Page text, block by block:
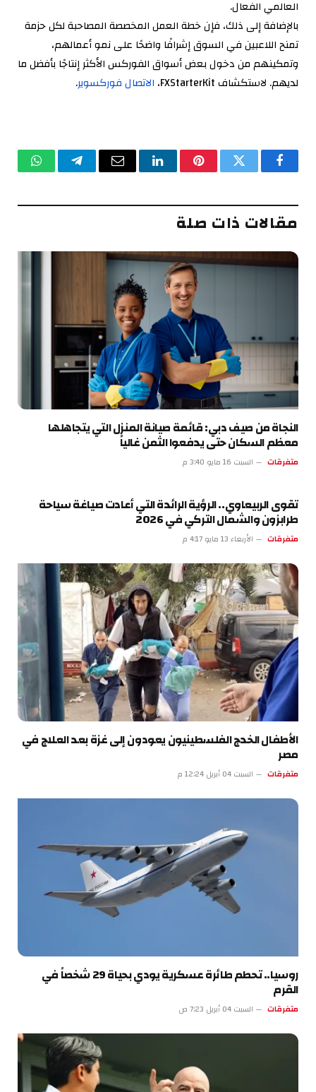
العالمي الفعال.
بالإضافة إلى ذلك، فإن خطة العمل المخصصة المصاحبة لكل حزمة
تمنح اللاعبين في السوق إشرافًا واضحًا على نمو أعمالهم،
وتمكينهم من دخول بعض أسواق الفوركس الأكثر إنتاجًا بأفضل ما
لديهم. لاستكشاف FXStarterKit،
الاتصال فوركسوير.
فيسبوكتويتر بينتيريستلينكدإنالبريد تيلقرام
مقالات ذات صلة
النجاة من صيف دبي: قائمة صيانة المنزل التي يتجاهلها
معظم السكان حتى يدفعوا الثمن غالياً
متفرقات السبت 16 مايو 3:40 م
تقوى الربيعاوي.. الرؤية الرائدة التي أعادت صياغة سياحة
طرابزون والشمال التركي في 2026
متفرقات الأربعاء 13 مايو 4:17 م
الأطفال الخدج الفلسطينيون يعودون إلى غزة بعد العلاج في
مصر
متفرقات السبت 04 أبريل 12:24 م
روسيا.. تحطم طائرة عسكرية يودي بحياة 29 شخصاً في
القرم
متفرقات السبت 04 أبريل 7:23 ص